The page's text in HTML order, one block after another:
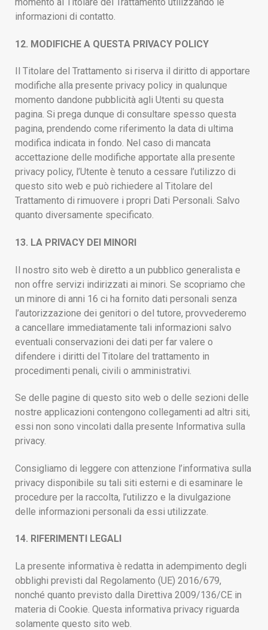
informazioni di contatto.
12. MODIFICHE A QUESTA PRIVACY POLICY
Il Titolare del Trattamento si riserva il diritto di apportare
modifiche alla presente privacy policy in qualunque
momento dandone pubblicità agli Utenti su questa
pagina. Si prega dunque di consultare spesso questa
pagina, prendendo come riferimento la data di ultima
modifica indicata in fondo. Nel caso di mancata
accettazione delle modifiche apportate alla presente
privacy policy, l’Utente è tenuto a cessare l’utilizzo di
questo sito web e può richiedere al Titolare del
Trattamento di rimuovere i propri Dati Personali. Salvo
quanto diversamente specificato.
13. LA PRIVACY DEI MINORI
Il nostro sito web è diretto a un pubblico generalista e
non offre servizi indirizzati ai minori. Se scopriamo che
un minore di anni 16 ci ha fornito dati personali senza
l’autorizzazione dei genitori o del tutore, provvederemo
a cancellare immediatamente tali informazioni salvo
eventuali conservazioni dei dati per far valere o
difendere i diritti del Titolare del trattamento in
procedimenti penali, civili o amministrativi.
Se delle pagine di questo sito web o delle sezioni delle
nostre applicazioni contengono collegamenti ad altri siti,
essi non sono vincolati dalla presente Informativa sulla
privacy.
Consigliamo di leggere con attenzione l’informativa sulla
privacy disponibile su tali siti esterni e di esaminare le
procedure per la raccolta, l’utilizzo e la divulgazione
delle informazioni personali da essi utilizzate.
14. RIFERIMENTI LEGALI
La presente informativa è redatta in adempimento degli
obblighi previsti dal Regolamento (UE) 2016/679,
nonché quanto previsto dalla Direttiva 2009/136/CE in
materia di Cookie. Questa informativa privacy riguarda
solamente questo sito web.